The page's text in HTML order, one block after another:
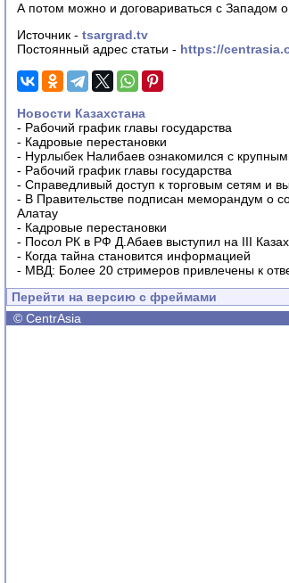
А потом можно и договариваться с Западом
Источник - tsargrad.tv
Постоянный адрес статьи - https://
Новости Казахстана
- Рабочий график главы государства
- Кадровые перестановки
- Нурлыбек Налибаев ознакомился с
- Рабочий график главы государства
- Справедливый доступ к торговым сетям и
- В Правительстве подписан меморандум о
Алатау
- Кадровые перестановки
- Посол РК в РФ Д.Абаев выступил на III
- Когда тайна становится информацией
- МВД: Более 20 стримеров привлечены к
Перейти на версию с фреймами
© CentrAsia